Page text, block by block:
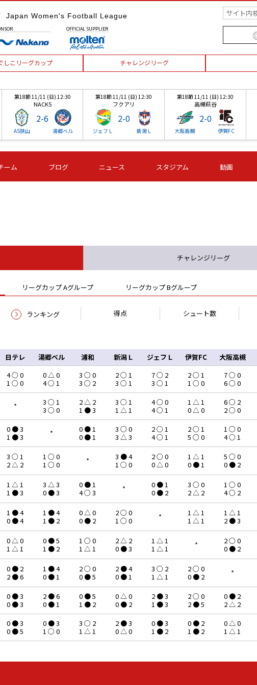
Japan Women's Football League
OFFICIAL SUPPLIER
しこリーグカップ チャレンジリーグ
第18節 11/11 (日) 12:30
NACK5
AS狭山
2-6
湯郷ベル
第18節 11/11 (日) 12:30
フクアリ
ジェフＬ
2-0
新潟Ｌ
第18節 11/11 (日) 12:30
高槻萩谷
大阪高槻
2-0
伊賀FC
ーム ブログ ニュース スタジアム 動画
リーグカップ Aグループ リーグカップ Bグループ
チャレンジリーグ
ランキング 得点 シュート数
日テレ 湯郷ベル 浦和 新潟Ｌ ジェフＬ 伊賀FC 大阪高槻
4 ○ 0
1 ○ 0
0 △ 0
4 ○ 1
3 ○ 0
3 ○ 2
2 ○ 1
3 ○ 1
7 ○ 2
3 ○ 1
2 ○ 1
1 ○ 0
7 ○ 0
6 ○ 0
*
3 ○ 1
3 ○ 0
2 △ 2
1 ● 3
3 ○ 1
1 △ 1
4 ○ 0
4 ○ 1
1 △ 1
0 △ 0
6 ○ 2
2 ○ 0
0 ● 3
1 ● 3
*
0 ● 1
0 ● 1
3 ○ 0
3 △ 3
2 ○ 1
4 ○ 1
2 ○ 1
5 ○ 0
1 ○ 0
4 ○ 1
3 ○ 1
2 △ 2
1 ○ 0
1 ○ 0
*
3 ● 4
1 ○ 0
2 ○ 0
0 △ 0
1 △ 1
0 ● 1
5 ○ 0
0 ● 2
1 △ 1
1 ● 3
3 △ 3
0 ● 3
0 ● 1
4 ○ 3
*
0 ● 1
0 ● 2
3 ○ 0
2 △ 2
1 ○ 0
4 ○ 2
1 ● 4
0 ● 4
1 ● 4
1 ● 2
0 △ 0
0 ● 2
2 ○ 0
1 ○ 0
*
1 △ 1
1 △ 1
1 △ 1
2 ● 3
0 △ 0
1 △ 1
0 ● 5
1 ● 2
1 ○ 0
1 △ 1
2 △ 2
0 ● 3
1 △ 1
1 △ 1
*
2 ○ 0
0 ● 2
0 ● 2
2 ● 6
1 ● 4
0 ● 1
2 ○ 0
0 ● 5
2 ● 4
0 ● 1
3 ○ 2
1 △ 1
2 ○ 0
0 ● 2
*
0 ● 3
0 ● 3
2 ● 6
0 ● 1
0 ● 5
1 ● 2
0 △ 0
0 ● 2
2 ● 3
1 ● 3
2 ○ 0
2 ● 5
0 ● 2
2 △ 2
0 ● 3
0 ● 5
0 ● 3
1 ○ 0
3 ○ 2
1 △ 1
2 ● 3
0 △ 0
0 ● 3
1 ● 2
0 ● 2
1 ● 2
0 △ 0
1 △ 1